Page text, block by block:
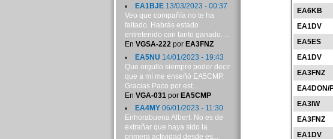
EA6KB
EA1DV
EA5ES
EA1DV
EA3FNZ
EA4DON/
EA3IW
EA3FNZ
EA1DV
EA1BJE13/03/2023 - 00:37
Veo que compañía no te ha
faltado. Habrás estado
entretenido con tanto ganado. ...
En VGSA-222por EA3FNZ
EA5NU 14/01/2023 - 19:43
Que orgullo siempre poder decir
que a mí me enseñó EA5CMP.
Gracias Paco por est...
En VGA-031 por EA5CMP
EA4MY06/01/2023 - 11:30
Enhorabuena Albert. No es de
extrañar que haya sido la
primera actividad desde es...